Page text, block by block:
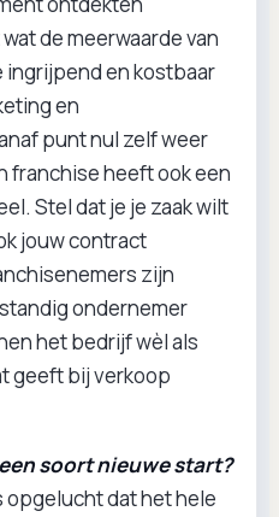
de meerwaarde van
ingrijpend en kostbaar
en
punt nul zelf weer
franchise heeft ook een
Stel dat je je zaak wilt
jouw contract
zijn
ondernemer
het bedrijf wèl als
geeft bij verkoop
soort nieuwe start?
opgelucht dat het hele